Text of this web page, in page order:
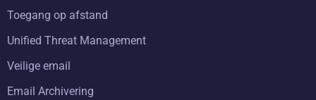
Toegang op afstand
Unified Threat Management
Veilige email
Email Archivering